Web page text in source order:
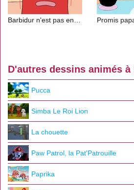
Promis
D'autres dessins animés à
Pucca
Simba Le Roi Lion
La chouette
Paw Patrol, la Pat'Patrouille
Paprika